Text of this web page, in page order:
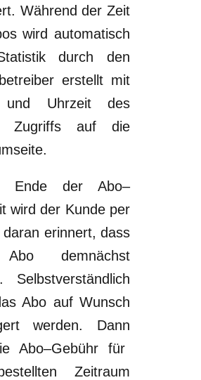
Während der Zeit
wird automatisch
durch den
erstellt mit
und Uhrzeit des
Zugriffs auf die
Ende der Abo–
wird der Kunde per
daran erinnert,dass
demnächst
Selbstverständlich
Abo aufWunsch
werden. Dann
Abo–Gebühr für
Zeitraum